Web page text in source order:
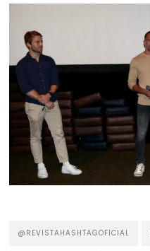
@REVISTAHASHTAGOFICIAL